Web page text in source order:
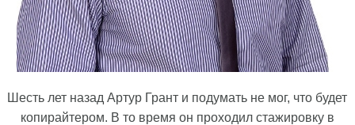
Шесть лет назад Артур Грант и подумать не мог, что будет
копирайтером. В то время он проходил стажировку в